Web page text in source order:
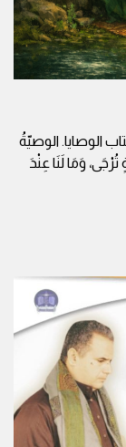
الوصايا. الوصيّةُ
وَمَا لَنَا عِنْدَ